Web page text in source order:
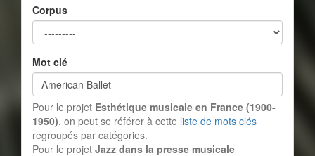
Corpus
Mot clé
Pour le projet Esthétique musicale en France (1900-
1950), on peut se référer à cette liste de mots clés
regroupés par catégories.
Pour le projet Jazz dans la presse musicale